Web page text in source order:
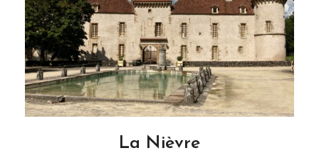
La Nièvre